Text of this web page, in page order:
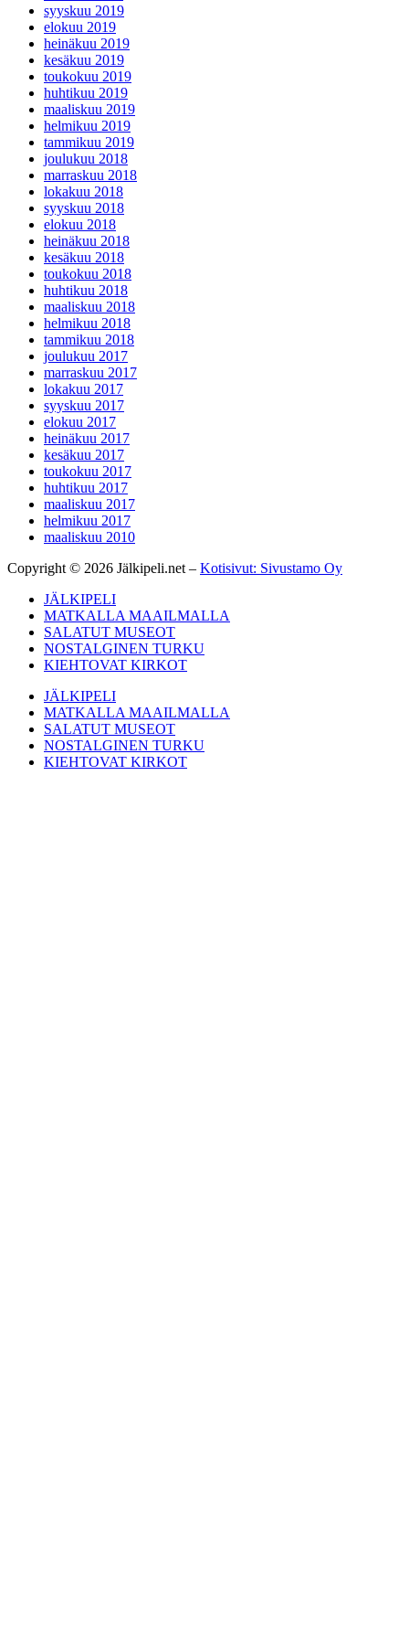
syyskuu 2019
elokuu 2019
heinäkuu 2019
kesäkuu 2019
toukokuu 2019
huhtikuu 2019
maaliskuu 2019
helmikuu 2019
tammikuu 2019
joulukuu 2018
marraskuu 2018
lokakuu 2018
syyskuu 2018
elokuu 2018
heinäkuu 2018
kesäkuu 2018
toukokuu 2018
huhtikuu 2018
maaliskuu 2018
helmikuu 2018
tammikuu 2018
joulukuu 2017
marraskuu 2017
lokakuu 2017
syyskuu 2017
elokuu 2017
heinäkuu 2017
kesäkuu 2017
toukokuu 2017
huhtikuu 2017
maaliskuu 2017
helmikuu 2017
maaliskuu 2010
Copyright © 2026 Jälkipeli.net – Kotisivut: Sivustamo Oy
JÄLKIPELI
MATKALLA MAAILMALLA
SALATUT MUSEOT
NOSTALGINEN TURKU
KIEHTOVAT KIRKOT
JÄLKIPELI
MATKALLA MAAILMALLA
SALATUT MUSEOT
NOSTALGINEN TURKU
KIEHTOVAT KIRKOT